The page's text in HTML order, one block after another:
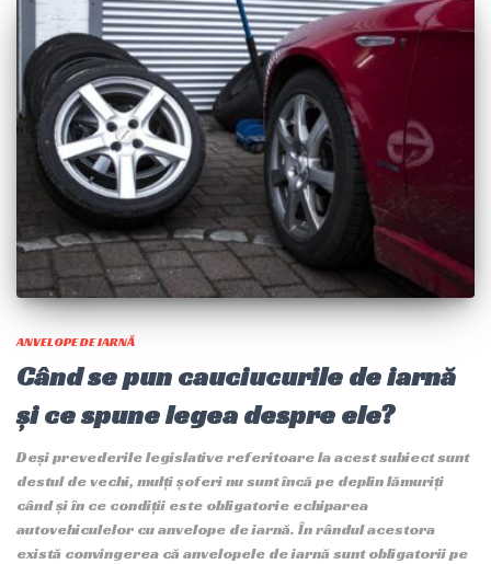
ANVELOPE DE IARNĂ
Când se pun cauciucurile de iarnă
și ce spune legea despre ele?
Deși prevederile legislative referitoare la acest subiect sunt
destul de vechi, mulți șoferi nu sunt încă pe deplin lămuriți
când și în ce condiții este obligatorie echiparea
autovehiculelor cu anvelope de iarnă. În rândul acestora
există convingerea că anvelopele de iarnă sunt obligatorii pe